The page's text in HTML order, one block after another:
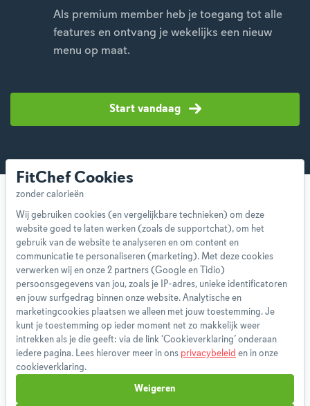
Als premium member heb je toegang tot alle
features en ontvang je wekelijks een nieuw
menu op maat.
Start vandaag
Over ons
Team
App
Blog
Disclaimer
Gebruikersvoorwaarden
Privacybeleid
FitChef Cookies
Wij gebruiken cookies (en vergelijkbare technieken) om deze
website goed te laten werken (zoals de supportchat), om het
gebruik van de website te analyseren en om content en
communicatie te personaliseren (marketing). Met deze cookies
verwerken wij en onze 2 partners (Google en Tidio)
persoonsgegevens van jou, zoals je IP-adres, unieke identificatoren
en jouw surfgedrag binnen onze website. Analytische en
marketingcookies plaatsen we alleen met jouw toestemming. Je
kunt je toestemming op ieder moment net zo makkelijk weer
intrekken als je die geeft: via de link ‘Cookieverklaring’ onderaan
iedere pagina. Lees hierover meer in ons privacybeleid en in onze
cookieverklaring.
Weigeren